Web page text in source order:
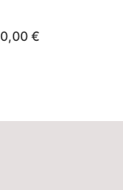
0,00 €